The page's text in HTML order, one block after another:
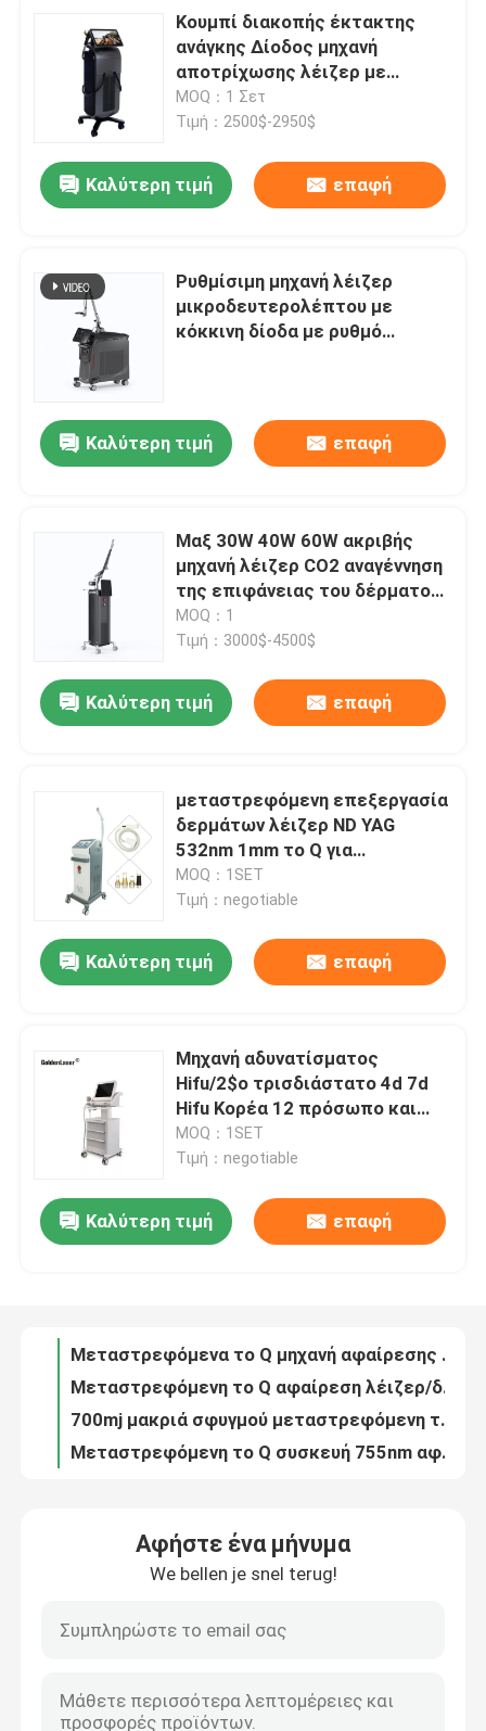
Προϊόντα
Βίντεο
Περίπου εμείς
Γύρος εργοστασίων
Μας ελάτε σε επαφή με
Ζητήστε ένα απόσπασμα
Κουμπί διακοπής έκτακτης
ανάγκης Δίοδος μηχανή
αποτρίχωσης λέιζερ με
σύστημα ψύξης νερού αέρα
ημιαγωγών που εξασφαλίζει
MOQ：1 Σετ
Τιμή：2500$-2950$
Καλύτερη τιμή επαφή
Ρυθμίσιμη μηχανή λέιζερ
μικροδευτερολέπτου με
κόκκινη δίοδα με ρυθμό
Καλύτερη τιμή επαφή
Μαξ 30W 40W 60W ακριβής
μηχανή λέιζερ CO2 αναγέννηση
της επιφάνειας του δέρματος
με διάφορες περιοχές
σάρωσης
MOQ：1
Τιμή：3000$-4500$
Καλύτερη τιμή επαφή
μεταστρεφόμενη επεξεργασία
δερμάτων λέιζερ ND YAG
532nm 1mm το Q για
Hyperpigmentation
MOQ：1SET
Τιμή：negotiable
Καλύτερη τιμή επαφή
Μηχανή αδυνατίσματος
Hifu/2$ο τρισδιάστατο 4d 7d
Hifu Κορέα 12 πρόσωπο και
σώμα μηχανών γραμμών
MOQ：1SET
Τιμή：negotiable
Καλύτερη τιμή επαφή
Μεταστρεφόμενα το Q μηχανή αφαίρεσης δερματοστιξιών λέιζερ ND Yag/Picosecond 1064nm 532nm λέιζερ
Μεταστρεφόμενη το Q αφαίρεση λέιζερ/δερματοστιξιών ND Yag/φορητό λέιζερ ND Yag διακοπτών του Q
700mj μακριά σφυγμού μεταστρεφόμενη το Q ND YAG συσκευή αφαίρεσης δερματοστιξιών λέιζερ 110V φορητή
Μεταστρεφόμενη το Q συσκευή 755nm αφαίρεσης δερματοστιξιών λέιζερ 1064nm 532nm Picolaser Ndyag
Αφήστε ένα μήνυμα
We bellen je snel terug!